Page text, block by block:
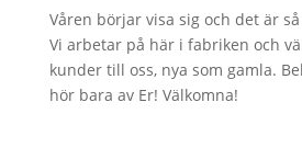
Våren börjar visa sig och det är
Vi arbetar på här i fabriken och
kunder till oss, nya som gamla.
hör bara av Er! Välkomna!